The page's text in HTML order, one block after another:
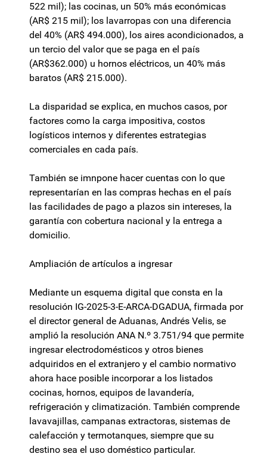
522 mil); las cocinas, un 50% más económicas
(AR$ 215 mil); los lavarropas con una diferencia
del 40% (AR$ 494.000), los aires acondicionados, a
un tercio del valor que se paga en el país
(AR$362.000) u hornos eléctricos, un 40% más
baratos (AR$ 215.000).
La disparidad se explica, en muchos casos, por
factores como la carga impositiva, costos
logísticos internos y diferentes estrategias
comerciales en cada país.
También se imnpone hacer cuentas con lo que
representarían en las compras hechas en el país
las facilidades de pago a plazos sin intereses, la
garantía con cobertura nacional y la entrega a
domicilio.
Ampliación de artículos a ingresar
Mediante un esquema digital que consta en la
resolución IG-2025-3-E-ARCA-DGADUA, firmada por
el director general de Aduanas, Andrés Velis, se
amplió la resolución ANA N.º 3.751/94 que permite
ingresar electrodomésticos y otros bienes
adquiridos en el extranjero y el cambio normativo
ahora hace posible incorporar a los listados
cocinas, hornos, equipos de lavandería,
refrigeración y climatización. También comprende
lavavajillas, campanas extractoras, sistemas de
calefacción y termotanques, siempre que su
destino sea el uso doméstico particular.